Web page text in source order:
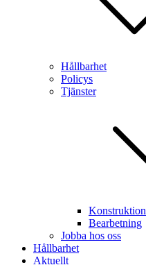
Hållbarhet
Policys
Tjänster
Konstruktion
Bearbetning
Jobba hos oss
Hållbarhet
Aktuellt